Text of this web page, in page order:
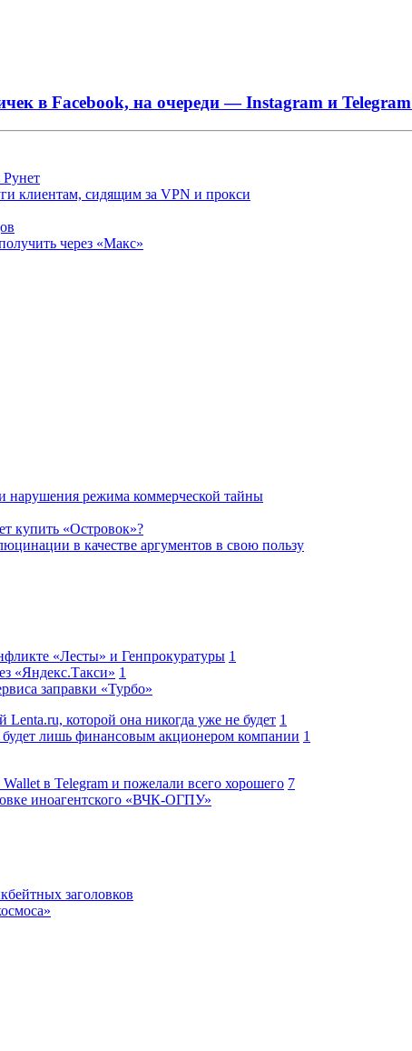
в Facebook, на очереди — Instagram и Telegram
клиентам, сидящим за VPN и прокси
через «Макс»
и нарушения режима коммерческой тайны
купить «Островок»?
в качестве аргументов в свою пользу
«Лесты» и Генпрокуратуры 1
«Яндекс.Такси» 1
заправки «Турбо»
которой она никогда уже не будет 1
будет лишь финансовым акционером компании 1
в Telegram и пожелали всего хорошего 7
иноагентского «ВЧК-ОГПУ»
заголовков